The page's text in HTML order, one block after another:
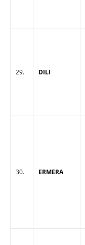
29. DILI
30. ERMERA